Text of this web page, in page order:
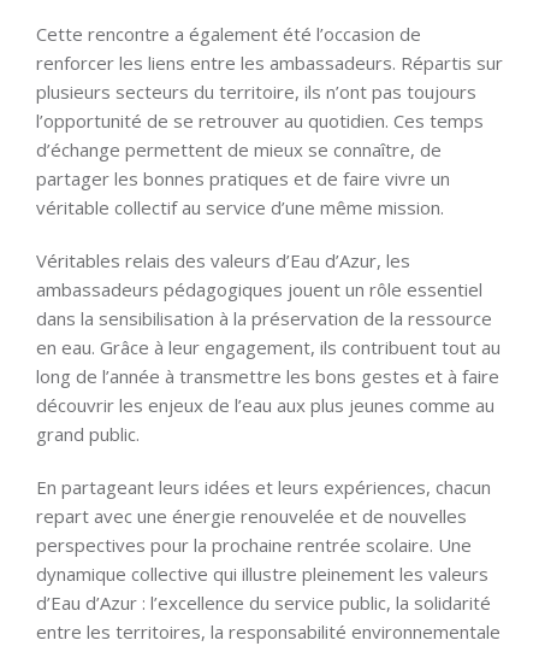
Cette rencontre a également été l’occasion de
renforcer les liens entre les ambassadeurs. Répartis sur
plusieurs secteurs du territoire, ils n’ont pas toujours
l’opportunité de se retrouver au quotidien. Ces temps
d’échange permettent de mieux se connaître, de
partager les bonnes pratiques et de faire vivre un
véritable collectif au service d’une même mission.
Véritables relais des valeurs d’Eau d’Azur, les
ambassadeurs pédagogiques jouent un rôle essentiel
dans la sensibilisation à la préservation de la ressource
en eau. Grâce à leur engagement, ils contribuent tout au
long de l’année à transmettre les bons gestes et à faire
découvrir les enjeux de l’eau aux plus jeunes comme au
grand public.
En partageant leurs idées et leurs expériences, chacun
repart avec une énergie renouvelée et de nouvelles
perspectives pour la prochaine rentrée scolaire. Une
dynamique collective qui illustre pleinement les valeurs
d’Eau d’Azur : l’excellence du service public, la solidarité
entre les territoires, la responsabilité environnementale